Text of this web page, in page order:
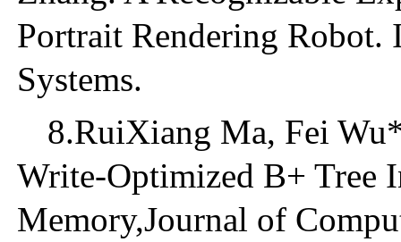
Portrait Rendering Robot.
Systems.
8.RuiXiang Ma, Fei
Write-Optimized B+ Tree
Memory,Journal of